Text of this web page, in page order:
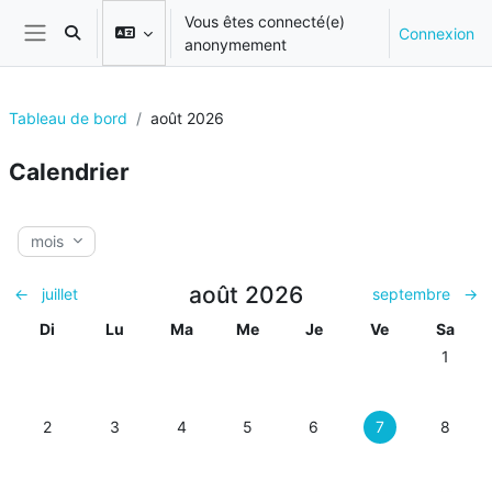
Passer au contenu principal
Panneau latéral
Activer/désactiver la saisie de recherche
Vous êtes connecté(e)
anonymement
Connexion
Tableau de bord août 2026
Calendrier
mois
← juillet août 2026 septembre
→
Dimanche
Di Lundi
Lu Mardi
Ma Mercredi
Me Jeudi
Je Vendredi
Ve Samedi
Sa
Aucun
1
Aucun événement, dimanche 2 août
2 Aucun événement, lundi 3 août
3 Aucun événement, mardi 4 août
4 Aucun événement, mercredi 5 août
5 Aucun événement, jeudi 6
6 Aucun
7 Aucun
8